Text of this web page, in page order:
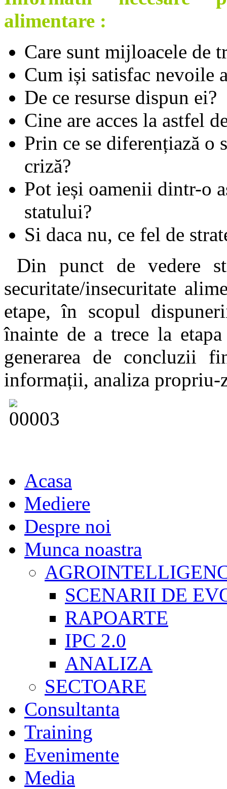
alimentare :
Care sunt mijloacele de
Cum iși satisfac nevoile
De ce resurse dispun ei?
Cine are acces la astfel
Prin ce se diferențiază o
criză?
Pot ieși oamenii dintr-o
statului?
Si daca nu, ce fel de
Din punct de vedere
securitate/insecuritate
etape, în scopul
înainte de a trece la
generarea de concluzii
informații, analiza
Acasa
Mediere
Despre noi
Munca noastra
SCENARII DE
RAPOARTE
IPC 2.0
ANALIZA
SECTOARE
Consultanta
Training
Evenimente
Media